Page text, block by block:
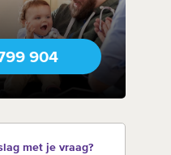
904
met je vraag?